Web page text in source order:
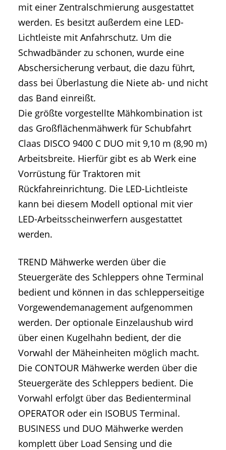
mit einer Zentralschmierung ausgestattet
werden. Es besitzt außerdem eine LED-
Lichtleiste mit Anfahrschutz. Um die
Schwadbänder zu schonen, wurde eine
Abschersicherung verbaut, die dazu führt,
dass bei Überlastung die Niete ab- und nicht
das Band einreißt.
Die größte vorgestellte Mähkombination ist
das Großflächenmähwerk für Schubfahrt
Claas DISCO 9400 C DUO mit 9,10 m (8,90 m)
Arbeitsbreite. Hierfür gibt es ab Werk eine
Vorrüstung für Traktoren mit
Rückfahreinrichtung. Die LED-Lichtleiste
kann bei diesem Modell optional mit vier
LED-Arbeitsscheinwerfern ausgestattet
werden.
TREND Mähwerke werden über die
Steuergeräte des Schleppers ohne Terminal
bedient und können in das schlepperseitige
Vorgewendemanagement aufgenommen
werden. Der optionale Einzelaushub wird
über einen Kugelhahn bedient, der die
Vorwahl der Mäheinheiten möglich macht.
Die CONTOUR Mähwerke werden über die
Steuergeräte des Schleppers bedient. Die
Vorwahl erfolgt über das Bedienterminal
OPERATOR oder ein ISOBUS Terminal.
BUSINESS und DUO Mähwerke werden
komplett über Load Sensing und die